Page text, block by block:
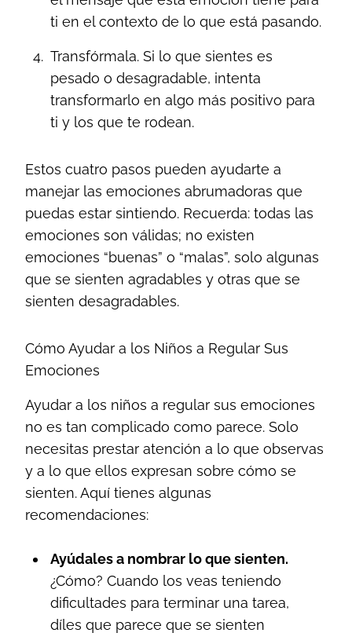
ti en el contexto de lo que está pasando.
Transfórmala. Si lo que sientes es
pesado o desagradable, intenta
transformarlo en algo más positivo para
ti y los que te rodean.
Estos cuatro pasos pueden ayudarte a
manejar las emociones abrumadoras que
puedas estar sintiendo. Recuerda: todas las
emociones son válidas; no existen
emociones “buenas” o “malas”, solo algunas
que se sienten agradables y otras que se
sienten desagradables.
Cómo Ayudar a los Niños a Regular Sus
Emociones
Ayudar a los niños a regular sus emociones
no es tan complicado como parece. Solo
necesitas prestar atención a lo que observas
y a lo que ellos expresan sobre cómo se
sienten. Aquí tienes algunas
recomendaciones:
Ayúdales a nombrar lo que sienten.
¿Cómo? Cuando los veas teniendo
dificultades para terminar una tarea,
díles que parece que se sienten